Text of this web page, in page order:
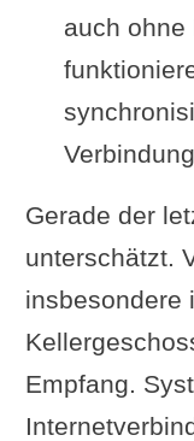
auch ohne
Gerade der
unterschätzt.
insbesondere
Empfang.